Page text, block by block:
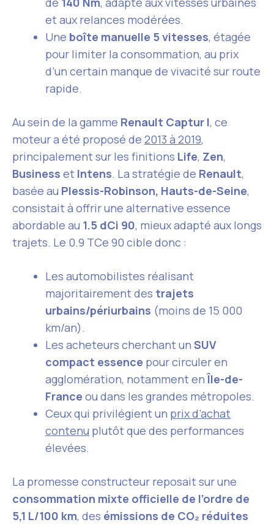
et aux relances modérées.
Une boîte manuelle 5 vitesses, étagée
pour limiter la consommation, au prix
d’un certain manque de vivacité sur route
rapide.
Au sein de la gamme Renault Captur I, ce
moteur a été proposé de 2013 à 2019,
principalement sur les finitions Life, Zen,
Business et Intens. La stratégie de Renault,
basée au Plessis-Robinson, Hauts-de-Seine,
consistait à offrir une alternative essence
abordable au 1.5 dCi 90, mieux adapté aux longs
trajets. Le 0.9 TCe 90 cible donc :
Les automobilistes réalisant
majoritairement des trajets
urbains/périurbains (moins de 15 000
km/an).
Les acheteurs cherchant un SUV
compact essence pour circuler en
agglomération, notamment enÎle-de-
France ou dans les grandes métropoles.
Ceux qui privilégient un prix d’achat
contenu plutôt que des performances
élevées.
La promesse constructeur reposait sur une
consommation mixte officielle de l’ordre de
5,1 L/100 km, des émissions de CO₂ réduites